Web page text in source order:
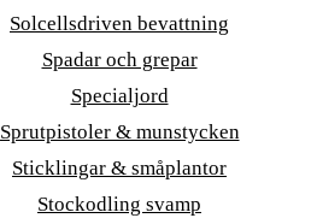
Solcellsdriven bevattning
Spadar och grepar
Specialjord
Sprutpistoler & munstycken
Sticklingar & småplantor
Stockodling svamp